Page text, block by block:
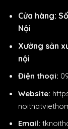
Cửa hàng:
Nội
Xưởng sản
nội
Điện thoại:
Website:
Email: